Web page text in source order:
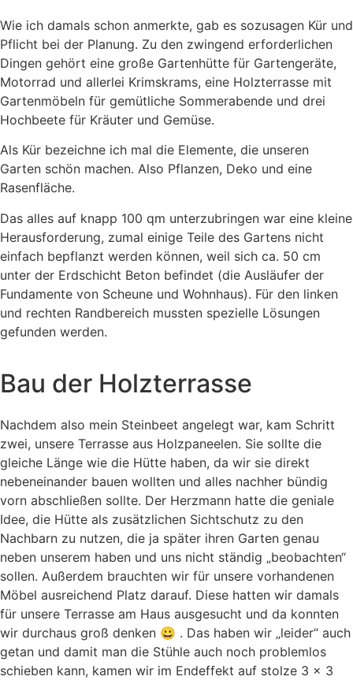
Wie ich damals schon anmerkte, gab es sozusagen Kür und
Pflicht bei der Planung. Zu den zwingend erforderlichen
Dingen gehört eine große Gartenhütte für Gartengeräte,
Motorrad und allerlei Krimskrams, eine Holzterrasse mit
Gartenmöbeln für gemütliche Sommerabende und drei
Hochbeete für Kräuter und Gemüse.
Als Kür bezeichne ich mal die Elemente, die unseren
Garten schön machen. Also Pflanzen, Deko und eine
Rasenfläche.
Das alles auf knapp 100 qm unterzubringen war eine kleine
Herausforderung, zumal einige Teile des Gartens nicht
einfach bepflanzt werden können, weil sich ca. 50 cm
unter der Erdschicht Beton befindet (die Ausläufer der
Fundamente von Scheune und Wohnhaus). Für den linken
und rechten Randbereich mussten spezielle Lösungen
gefunden werden.
Bau der Holzterrasse
Nachdem also mein Steinbeet angelegt war, kam Schritt
zwei, unsere Terrasse aus Holzpaneelen. Sie sollte die
gleiche Länge wie die Hütte haben, da wir sie direkt
nebeneinander bauen wollten und alles nachher bündig
vorn abschließen sollte. Der Herzmann hatte die geniale
Idee, die Hütte als zusätzlichen Sichtschutz zu den
Nachbarn zu nutzen, die ja später ihren Garten genau
neben unserem haben und uns nicht ständig „beobachten“
sollen. Außerdem brauchten wir für unsere vorhandenen
Möbel ausreichend Platz darauf. Diese hatten wir damals
für unsere Terrasse am Haus ausgesucht und da konnten
wir durchaus groß denken 😀 . Das haben wir „leider“ auch
getan und damit man die Stühle auch noch problemlos
schieben kann, kamen wir im Endeffekt auf stolze 3 x 3